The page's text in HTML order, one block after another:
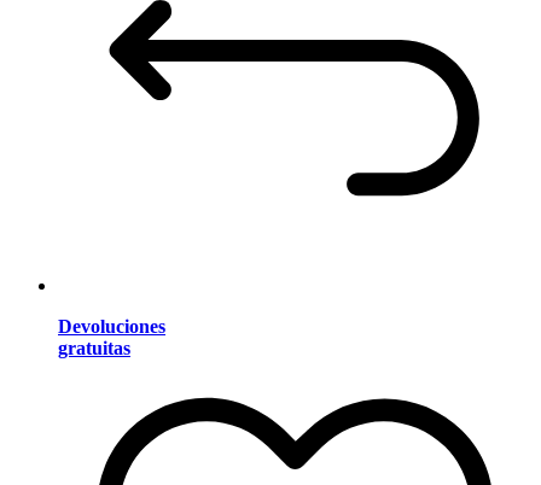
Devoluciones
gratuitas